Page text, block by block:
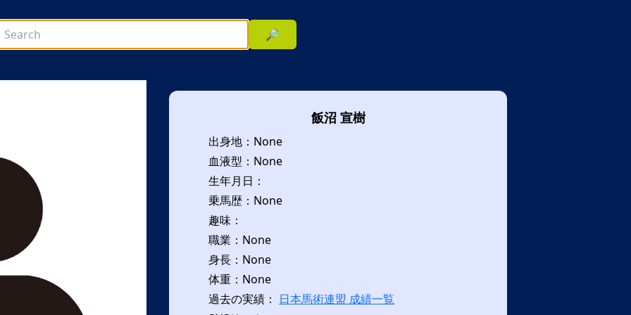
🔎
飯沼 宣樹
出身地：None
血液型：None
生年月日：
乗馬歴：None
趣味：
職業：None
身長：None
体重：None
過去の実績： 日本馬術連盟 成績一覧